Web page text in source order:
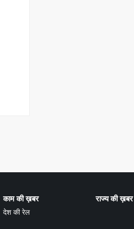
काम की ख़बर
देश की रेल
राज्य की ख़बर